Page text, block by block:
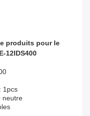
produits pour le
12IDS400
1pcs
neutre